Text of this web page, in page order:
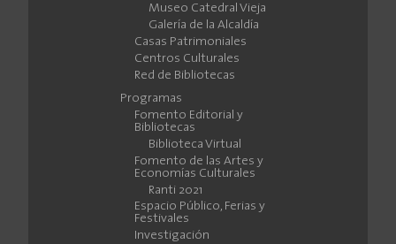
Museo Catedral Vieja
Galería de la Alcaldía
Casas Patrimoniales
Centros Culturales
Red de Bibliotecas
Programas
Fomento Editorial y
Bibliotecas
Biblioteca Virtual
Fomento de las Artes y
Economías Culturales
Ranti 2021
Espacio Público, Ferias y
Festivales
Investigación